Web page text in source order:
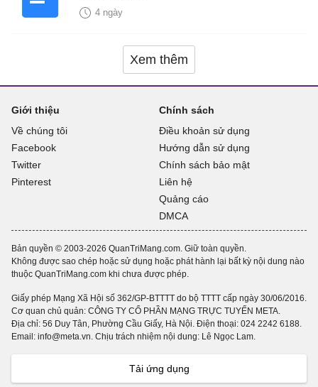
4 ngày
Xem thêm
Giới thiệu
Về chúng tôi
Facebook
Twitter
Pinterest
Chính sách
Điều khoản sử dụng
Hướng dẫn sử dụng
Chính sách bảo mật
Liên hệ
Quảng cáo
DMCA
Bản quyền © 2003-2026 QuanTriMang.com. Giữ toàn quyền.
Không được sao chép hoặc sử dụng hoặc phát hành lại bất kỳ nội dung nào
thuộc QuanTriMang.com khi chưa được phép.
Giấy phép Mạng Xã Hội số 362/GP-BTTTT do bộ TTTT cấp ngày 30/06/2016.
Cơ quan chủ quản: CÔNG TY CỔ PHẦN MẠNG TRỰC TUYẾN META.
Địa chỉ: 56 Duy Tân, Phường Cầu Giấy, Hà Nội. Điện thoại: 024 2242 6188.
Email: info@meta.vn. Chịu trách nhiệm nội dung: Lê Ngọc Lam.
Tải ứng dụng